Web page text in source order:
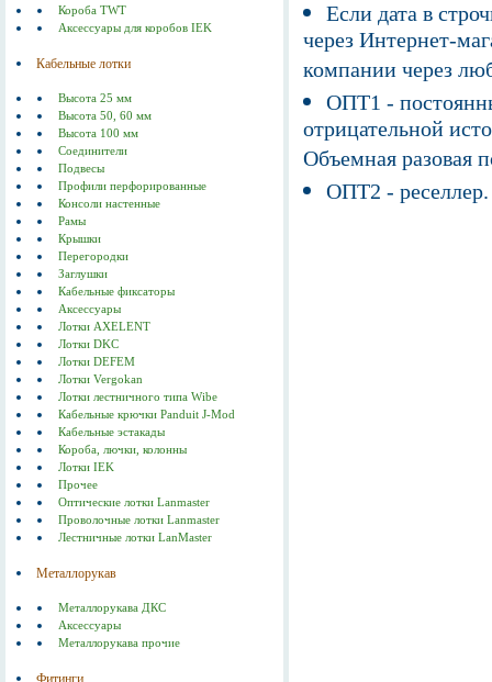
Короба TWT
Аксессуары для коробов IEK
Кабельные лотки
Высота 25 мм
Высота 50, 60 мм
Высота 100 мм
Соединители
Подвесы
Профили перфорированные
Консоли настенные
Рамы
Крышки
Перегородки
Заглушки
Кабельные фиксаторы
Аксессуары
Лотки AXELENT
Лотки DKC
Лотки DEFEM
Лотки Vergokan
Лотки лестничного типа Wibe
Кабельные крючки Panduit J-Mod
Кабельные эстакады
Короба, лючки, колонны
Лотки IEK
Прочее
Оптические лотки Lanmaster
Проволочные лотки Lanmaster
Лестничные лотки LanMaster
Металлорукав
Металлорукава ДКС
Аксессуары
Металлорукава прочие
Фитинги
Если дата в
через Интернет-
компании через
ОПТ1 -
отрицательной
Объемная разовая
ОПТ2 -